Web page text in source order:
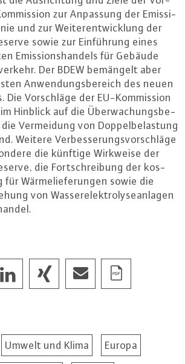
zur Anpassung der Emis­si­
und zur Wei­ter­ent­wick­lung der
sowie zur Ein­füh­rung eines
Emis­si­ons­han­dels für Gebäude
Der BDEW bemängelt aber
An­wen­dungs­be­reich des neuen
Die Vor­schlä­ge der EU-Kom­mis­si­on
Hinblick auf die Über­wa­chungs­be­
Ver­mei­dung von Dop­pel­be­las­tung
Weitere Ver­bes­se­rungs­vor­schlä­ge
die künftige Wirkweise der
die Fort­schrei­bung der kos­
Wär­me­lie­fe­run­gen sowie die
von Was­ser­elek­tro­ly­se­an­la­gen
Umwelt und Klima Europa